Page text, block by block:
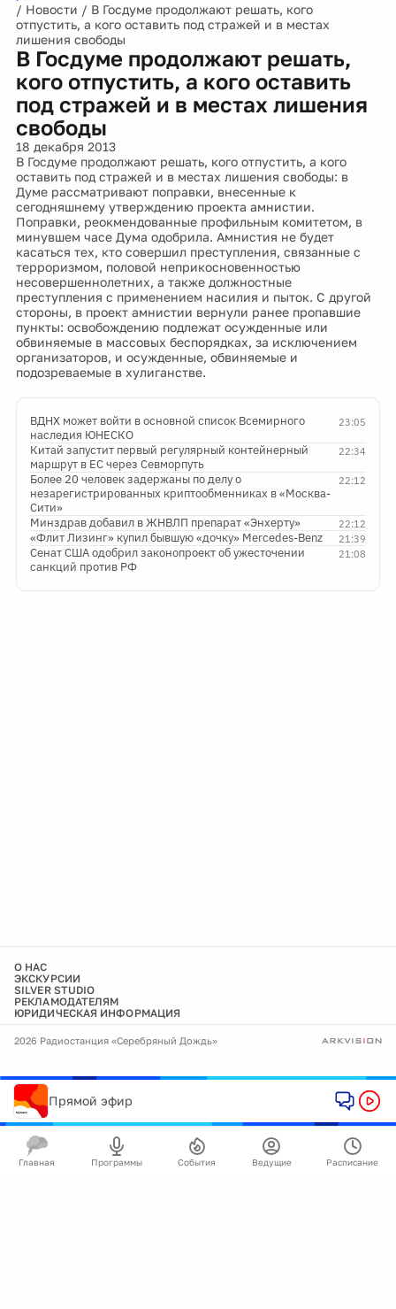
/ Новости / В Госдуме продолжают решать, кого
отпустить, а кого оставить под стражей и в местах
лишения свободы
В Госдуме продолжают решать,
кого отпустить, а кого оставить
под стражей и в местах лишения
свободы
18 декабря 2013
В Госдуме продолжают решать, кого отпустить, а кого
оставить под стражей и в местах лишения свободы: в
Думе рассматривают поправки, внесенные к
сегодняшнему утверждению проекта амнистии.
Поправки, реокмендованные профильным комитетом, в
минувшем часе Дума одобрила. Амнистия не будет
касаться тех, кто совершил преступления, связанные с
терроризмом, половой неприкосновенностью
несовершеннолетних, а также должностные
преступления с применением насилия и пыток. С другой
стороны, в проект амнистии вернули ранее пропавшие
пункты: освобождению подлежат осужденные или
обвиняемые в массовых беспорядках, за исключением
организаторов, и осужденные, обвиняемые и
подозреваемые в хулиганстве.
23:05
ВДНХ может войти в основной список Всемирного
наследия ЮНЕСКО
22:34
Китай запустит первый регулярный контейнерный
маршрут в ЕС через Севморпуть
22:12
Более 20 человек задержаны по делу о
незарегистрированных криптообменниках в «Москва-
Сити»
22:12
Минздрав добавил в ЖНВЛП препарат «Энхерту»
21:39
«Флит Лизинг» купил бывшую «дочку» Mercedes-Benz
21:08
Сенат США одобрил законопроект об ужесточении
санкций против РФ
О НАС
ЭКСКУРСИИ
SILVER STUDIO
РЕКЛАМОДАТЕЛЯМ
ЮРИДИЧЕСКАЯ ИНФОРМАЦИЯ
2026 Радиостанция «Серебряный Дождь»
Прямой эфир
Главная Программы События Ведущие Расписание